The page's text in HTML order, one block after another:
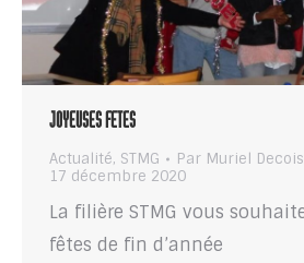
JOYEUSES FETES
Actualité, STMG Par Muriel
17 décembre 2020
La filière STMG vous
fêtes de fin d’année